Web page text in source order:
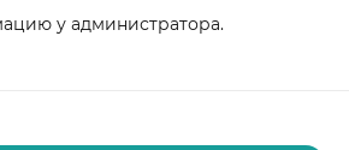
у администратора.